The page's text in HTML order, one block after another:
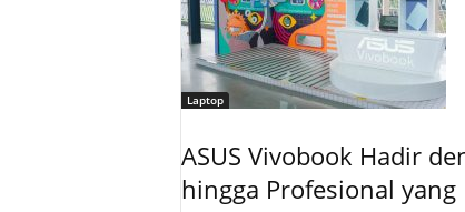
Laptop
ASUS Vivobook Hadir
hingga Profesional yang